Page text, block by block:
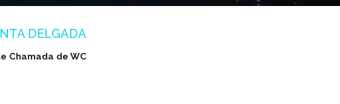
DELGADA
Chamada de WC